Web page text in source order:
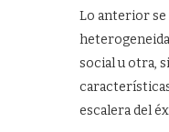
Lo anterior se
social u otra,
escalera del